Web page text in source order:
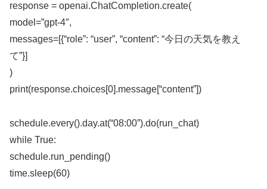
response = openai.ChatCompletion.create(
model=”gpt-4″,
messages=[{“role”: “user”, “content”: “今日の天気を教え
て”}]
)
print(response.choices[0].message[“content”])
schedule.every().day.at(“08:00”).do(run_chat)
while True:
schedule.run_pending()
time.sleep(60)